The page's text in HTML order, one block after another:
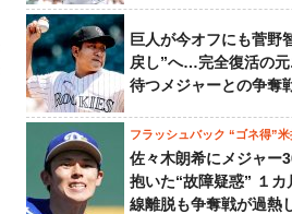
巨人が今オフにも菅野
戻し”へ…完全復活の
待つメジャーとの争奪
フラッシュバック “ゴネ得”
佐々木朗希にメジャー
抱いた“故障疑惑” １カ
線離脱も争奪戦が過熱